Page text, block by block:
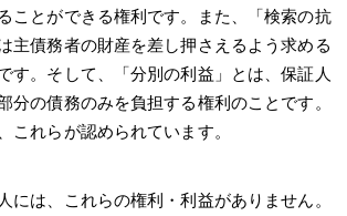
ことができる権利です。また、「検索の抗
主債務者の財産を差し押さえるよう求める
す。そして、「分別の利益」とは、保証人
分の債務のみを負担する権利のことです。
これらが認められています。
には、これらの権利・利益がありません。